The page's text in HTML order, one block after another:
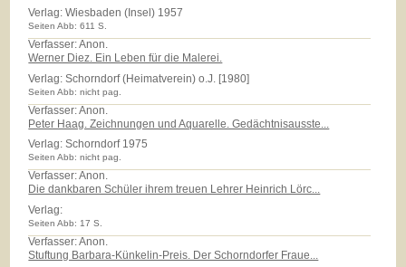
Verlag:Wiesbaden (Insel) 1957
Seiten Abb: 611 S.
Verfasser: Anon.
Werner Diez. Ein Leben für die Malerei.
Verlag:Schorndorf (Heimatverein) o.J. [1980]
Seiten Abb: nicht pag.
Verfasser: Anon.
Peter Haag. Zeichnungen und Aquarelle. Gedächtnisausste...
Verlag:Schorndorf 1975
Seiten Abb: nicht pag.
Verfasser: Anon.
Die dankbaren Schüler ihrem treuen Lehrer Heinrich Lörc...
Verlag:
Seiten Abb: 17 S.
Verfasser: Anon.
Stuftung Barbara-Künkelin-Preis. Der Schorndorfer Fraue...